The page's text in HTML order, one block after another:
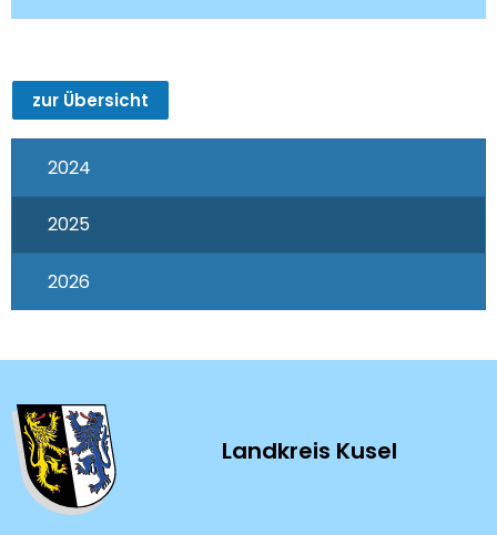
zur Übersicht
2024
2025
2026
Landkreis Kusel